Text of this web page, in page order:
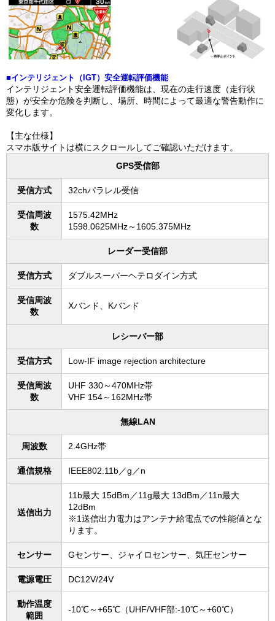
■インテリジェント（IGT）安全運転評価機能
インテリジェント安全運転評価機能は、現在の走行速度（走行状
態）が安全か危険を判断し、場所、時間によって最適な警告動作に
変化します。
【主な仕様】
スマホ版サイトは横にスクロールしてご確認いただけます。
GPS受信部
受信方式 32chパラレル受信
受信周波
数
1575.42MHz
1598.0625MHz～1605.375MHz
レーダー受信部
受信方式 ダブルスーパーヘテロダイン方式
受信周波
数
Xバンド、Kバンド
レシーバー部
受信方式 Low-IF image rejection architecture
受信周波
数
UHF 330～470MHz帯
VHF 154～162MHz帯
無線LAN
周波数 2.4GHz帯
通信規格 IEEE802.11b／g／n
送信出力
11b最大 15dBm／11g最大 13dBm／11n最大
12dBm
※1送信出力電力はアンテナ給電点での性能値とな
ります。
センサー Gセンサー、ジャイロセンサー、気圧センサー
電源電圧 DC12V/24V
動作温度
範囲
-10℃～+65℃（UHF/VHF部:-10℃～+60℃）